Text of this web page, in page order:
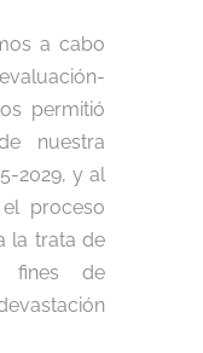
a cabo
permitió
nuestra
2029, y al
proceso
la trata de
fines de